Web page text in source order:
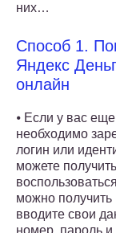
них…
Способ 1.
Яндекс
онлайн
⦁ Если у вас
необходимо
логин или
можете
можно получить
вводите свои